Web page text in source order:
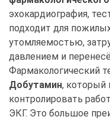
эхокардиография,
подходит для
утомляемостью,
давлением и
Фармакологический
Добутамин, который
контролировать
ЭКГ. Это большое